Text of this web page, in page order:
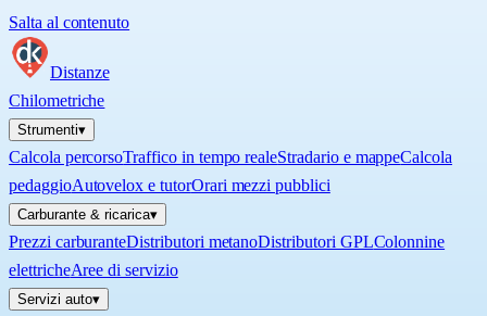
Salta al contenuto
Distanze
Chilometriche
Strumenti▾
Calcola percorsoTraffico in tempo realeStradario e mappeCalcola
pedaggioAutovelox e tutorOrari mezzi pubblici
Carburante & ricarica▾
Prezzi carburanteDistributori metanoDistributori GPLColonnine
elettricheAree di servizio
Servizi auto▾